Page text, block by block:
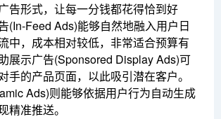
告形式，让每一分钱都花得恰到好
(In-Feed Ads)能够自然地融入用户日
中，成本相对较低，非常适合预算有
展示广告(Sponsored Display Ads)可
手的产品页面，以此吸引潜在客户。
Ads)则能够依据用户行为自动生成
精准推送。